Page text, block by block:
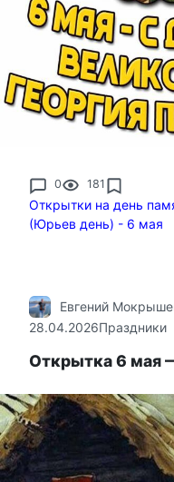
0 181
Открытки на день
(Юрьев день) - 6 мая
Евгений
28.04.2026Праздники
Открытка 6 мая